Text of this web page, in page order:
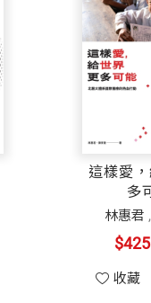
這樣愛
多
林惠君 ,
$425
收藏